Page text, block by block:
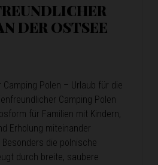
DER OSTSEE
Polen – Urlaub für die
Camping Polen
für Familien mit Kindern,
Erholung miteinander
die polnische
durch breite, saubere